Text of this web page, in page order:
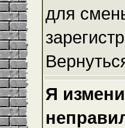
для
Я